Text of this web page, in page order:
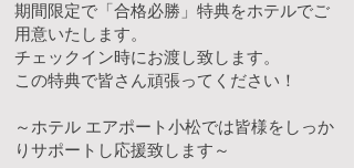
期間限定で「合格必勝」特典をホテルでご
用意いたします。
チェックイン時にお渡し致します。
この特典で皆さん頑張ってください！
～ホテル エアポート小松では皆様をしっか
りサポートし応援致します～